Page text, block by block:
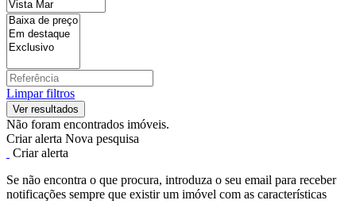
Limpar filtros
Não foram encontrados imóveis.
Criar alerta Nova pesquisa
Criar alerta
Se não encontra o que procura, introduza o seu email para receber
notificações sempre que existir um imóvel com as características